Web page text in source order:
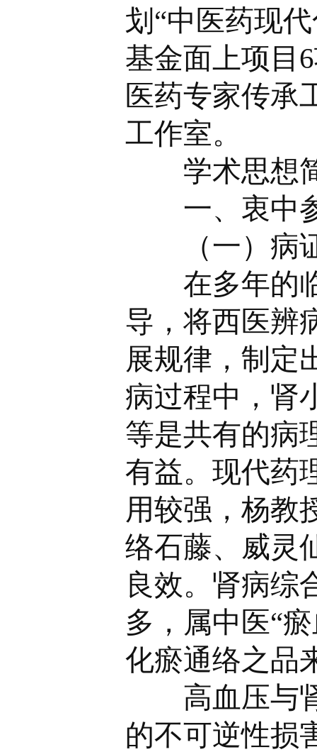
划“中医药现
基金面上项目
医药专家传承
工作室。
学术思想
一、衷中参
（一）病证
在多年的临
导，将西医辨
展规律，制定
病过程中，肾
等是共有的病
有益。现代药
用较强，杨教
络石藤、威灵
良效。肾病综
多，属中医“
化瘀通络之品
高血压与肾
的不可逆性损